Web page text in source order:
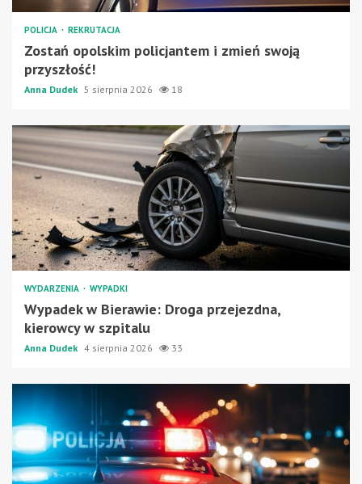
POLICJA REKRUTACJA
Zostań opolskim policjantem i zmień swoją
przyszłość!
Anna Dudek 5 sierpnia 2026 18
WYDARZENIA WYPADKI
Wypadek w Bierawie: Droga przejezdna,
kierowcy w szpitalu
Anna Dudek 4 sierpnia 2026 33